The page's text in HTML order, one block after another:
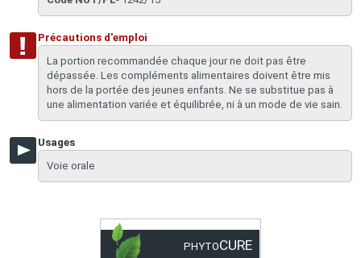
Précautions d'emploi
La portion recommandée chaque jour ne doit pas être
dépassée. Les compléments alimentaires doivent être mis
hors de la portée des jeunes enfants. Ne se substitue pas à
une alimentation variée et équilibrée, ni à un mode de vie sain.
Usages
Voie orale
PHYTOCURE